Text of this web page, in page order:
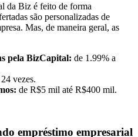
da Biz é feito de forma
são personalizadas de
Mas, de maneira geral, as
pela BizCapital: de 1.99% a
vezes.
de R$5 mil até R$400 mil.
empréstimo empresarial